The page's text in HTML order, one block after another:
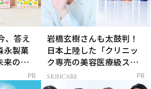
、答え
永製菓
来のキ
PR
岩橋玄樹さんも太鼓判！
日本上陸した「クリニッ
ク専売の美容医療級スキ
ンケア」
SKINCARE PR